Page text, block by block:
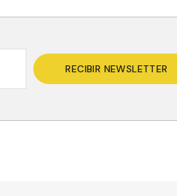
RECIBIR NEWSLETTER